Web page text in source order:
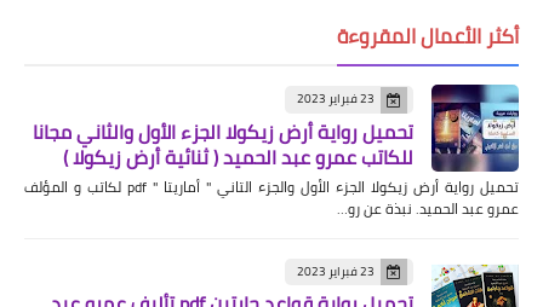
أكثر الأعمال المقروءة
23 فبراير 2023
تحميل رواية أرض زيكولا الجزء الأول والثاني مجانا
للكاتب عمرو عبد الحميد ( ثنائية أرض زيكولا )
تحميل رواية أرض زيكولا الجزء الأول والجزء التاني " أماريتا " pdf لكاتب و المؤلف
عمرو عبد الحميد. نبذة عن رو…
23 فبراير 2023